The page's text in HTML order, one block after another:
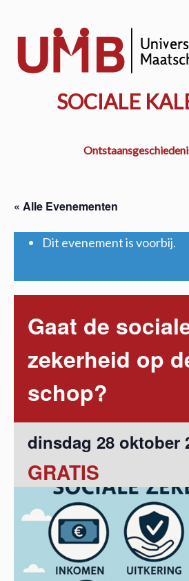
hoofd
SOCIALE
« Alle Evenementen
Dit evenement is voorbij.
Gaat de
zekerheid op
schop?
dinsdag 28 oktober
GRATIS